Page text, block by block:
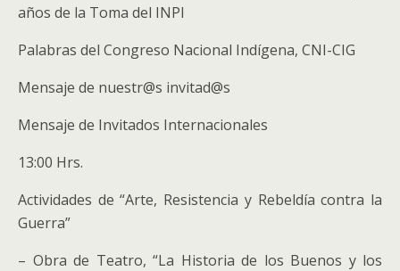
años de la Toma del INPI
Palabras del Congreso Nacional Indígena, CNI-CIG
Mensaje de nuestr@s invitad@s
Mensaje de Invitados Internacionales
13:00 Hrs.
Actividades de “Arte, Resistencia y Rebeldía contra la
Guerra”
– Obra de Teatro, “La Historia de los Buenos y los